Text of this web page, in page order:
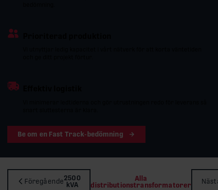
Be om en Fast Track-bedömning
Föregående2500
kVA
Alla
distributionstransformatorer